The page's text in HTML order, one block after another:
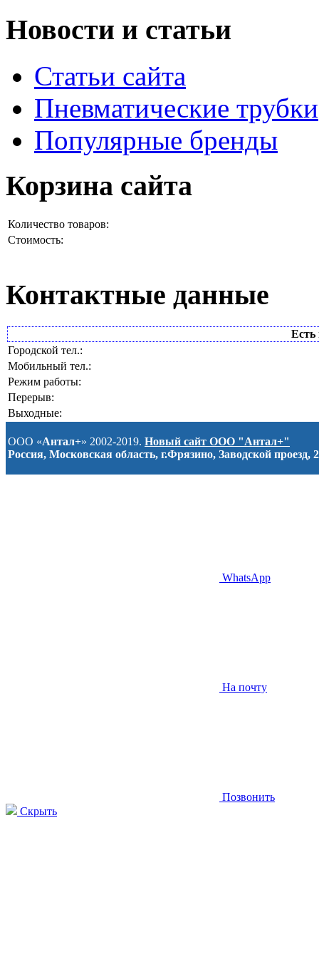
Новости и статьи
Статьи сайта
Пневматические трубки
Популярные бренды
Корзина сайта
Количество товаров:
Стоимость:
Контактные данные
Есть
Городской тел.:
Мобильный тел.:
Режим работы:
Перерыв:
Выходные:
ООО «Антал+» 2002-2019. Новый сайт ООО "Антал+"
Россия, Московская область, г.Фрязино, Заводской проезд, 2
WhatsApp
На почту
Позвонить
Скрыть